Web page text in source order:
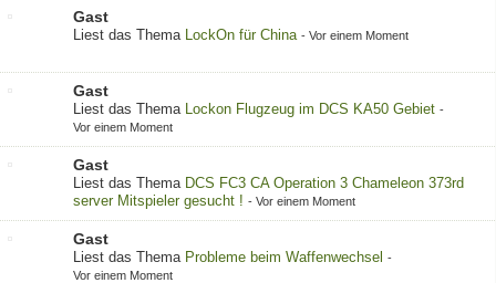
Gast
Liest das Thema LockOn für China - Vor einem Moment
Gast
Liest das Thema Lockon Flugzeug im DCS KA50 Gebiet -
Vor einem Moment
Gast
Liest das Thema DCS FC3 CA Operation 3 Chameleon 373rd
server Mitspieler gesucht ! - Vor einem Moment
Gast
Liest das Thema Probleme beim Waffenwechsel -
Vor einem Moment